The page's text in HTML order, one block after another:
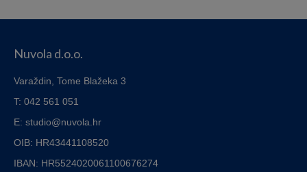
8,00€
Nuvola d.o.o.
Varaždin, Tome Blažeka 3
T: 042 561 051
E: studio@nuvola.hr
OIB: HR43441108520
IBAN: HR5524020061100676274